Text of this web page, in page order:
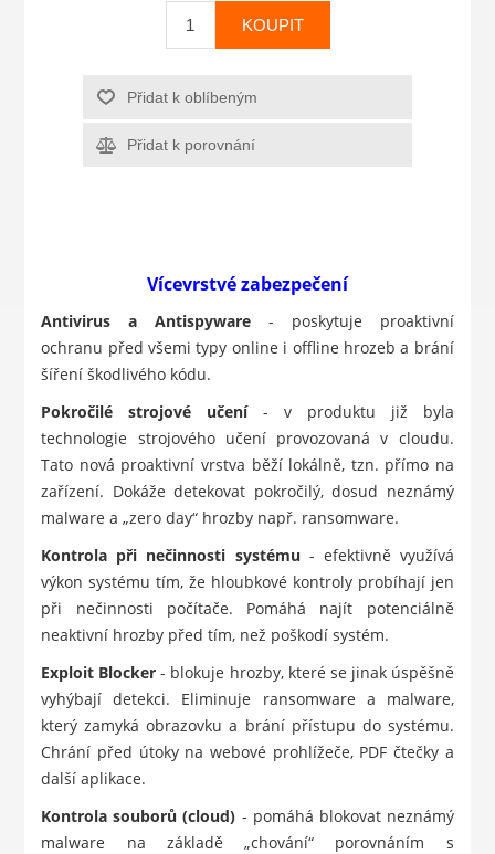
KOUPIT
Přidat k oblíbeným
Přidat k porovnání
Vícevrstvé zabezpečení
Antivirus a Antispyware - poskytuje proaktivní
ochranu před všemi typy online i offline hrozeb a brání
šíření škodlivého kódu.
Pokročilé strojové učení- v produktu již byla
technologie strojového učení provozovaná v cloudu.
Tato nová proaktivní vrstva běží lokálně, tzn. přímo na
zařízení. Dokáže detekovat pokročilý, dosud neznámý
malware a „zero day“ hrozby např. ransomware.
Kontrola při nečinnosti systému - efektivně využívá
výkon systému tím, že hloubkové kontroly probíhají jen
při nečinnosti počítače. Pomáhá najít potenciálně
neaktivní hrozby před tím, než poškodí systém.
Exploit Blocker - blokuje hrozby, které se jinak úspěšně
vyhýbají detekci. Eliminuje ransomware a malware,
který zamyká obrazovku a brání přístupu do systému.
Chrání před útoky na webové prohlížeče, PDF čtečky a
další aplikace.
Kontrola souborů (cloud) - pomáhá blokovat neznámý
malware na základě „chování“ porovnáním s